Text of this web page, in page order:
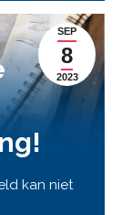
SEP
8
2023
kan niet